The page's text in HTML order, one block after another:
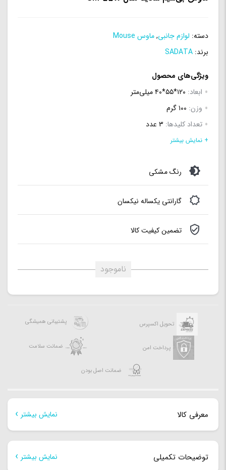
دسته: لوازم جانبی,ماوس Mouse
برند: SADATA
ویژگی‌های محصول
ابعاد: ۱۲۰*۵۵*۴۰ میلی‌متر
وزن: ۱۰۰ گرم
تعداد کلیدها: ۳ عدد
کلید روشن و خاموش:
نوع رابط:دانگل USB
فرکانس:2.4GHz
برد ماوس:۱۰ متر
+ نمایش بیشتر
رنگ مشکی
گارانتی یکساله نیکسان
تضمین کیفیت کالا
ناموجود
تحویل اکسپرس پشتیبانی همیشگی
پرداخت امن ضمانت سلامت
ضمانت اصل بودن
معرفی کالا نمایش بیشتر
معرفی کالا
توضیحات تکمیلی نمایش بیشتر